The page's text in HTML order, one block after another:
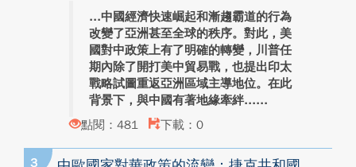
中國經濟快速崛起和漸趨霸道的行為
改變了亞洲甚至全球的秩序。對此，美
國對中政策上有了明確的轉變，川普任
期內除了開打美中貿易戰，也提出印太
戰略試圖重返亞洲區域主導地位。在此
背景下，與中國有著地緣牽絆...
點閱：481
下載：0
3